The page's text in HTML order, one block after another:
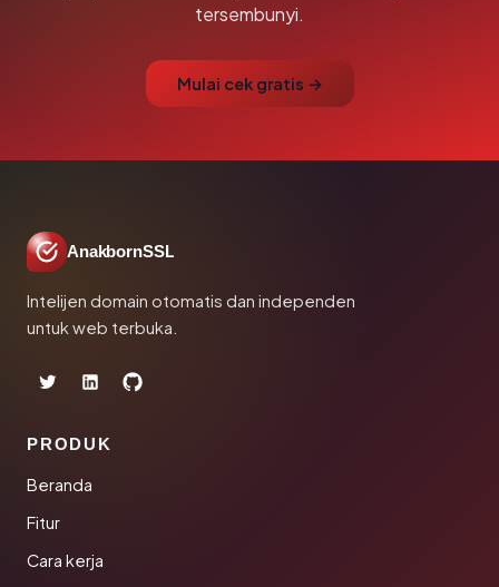
tersembunyi.
Mulai cek gratis →
AnakbornSSL
Intelijen domain otomatis dan independen
untuk web terbuka.
PRODUK
Beranda
Fitur
Cara kerja